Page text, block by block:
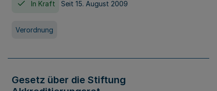
In Kraft Seit 15. August 2009
Verordnung
Gesetz über die Stiftung